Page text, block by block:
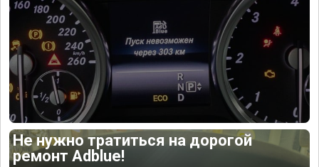
Не нужно тратиться на дорогой
ремонт Adblue!